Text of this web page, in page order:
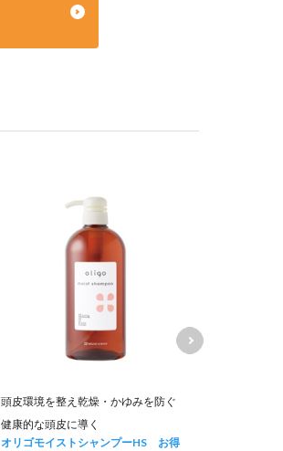
頭皮環境を整え乾燥・かゆみを防ぐ
健康的な頭皮に導く
オリゴモイストシャンプーHS お得